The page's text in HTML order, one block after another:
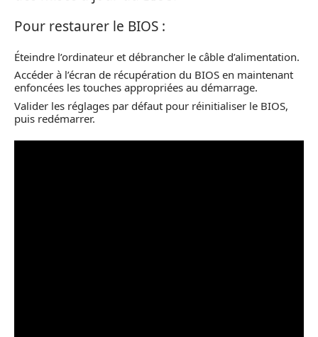
Pour restaurer le BIOS :
Éteindre l’ordinateur et débrancher le câble d’alimentation.
Accéder à l’écran de récupération du BIOS en maintenant
enfoncées les touches appropriées au démarrage.
Valider les réglages par défaut pour réinitialiser le BIOS,
puis redémarrer.